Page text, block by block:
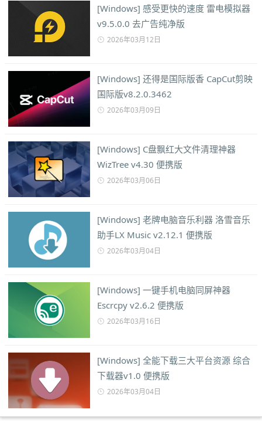
[Windows] 感受更快的速度 雷电模拟器
v9.5.0.0 去广告纯净版
2026年03月12日
[Windows] 还得是国际版香 CapCut剪映
国际版v8.2.0.3462
2026年03月09日
[Windows] C盘飘红大文件清理神器
WizTree v4.30 便携版
2026年03月06日
[Windows] 老牌电脑音乐利器 洛雪音乐
助手LX Music v2.12.1 便携版
2026年03月04日
[Windows] 一键手机电脑同屏神器
Escrcpy v2.6.2 便携版
2026年03月16日
[Windows] 全能下载三大平台资源 综合
下载器v1.0 便携版
2026年03月04日